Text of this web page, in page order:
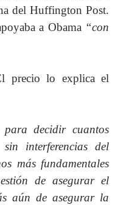
del Huffington Post.
a Obama “con
precio lo explica el
decidir cuantos
interferencias del
más fundamentales
de asegurar el
aún de asegurar la